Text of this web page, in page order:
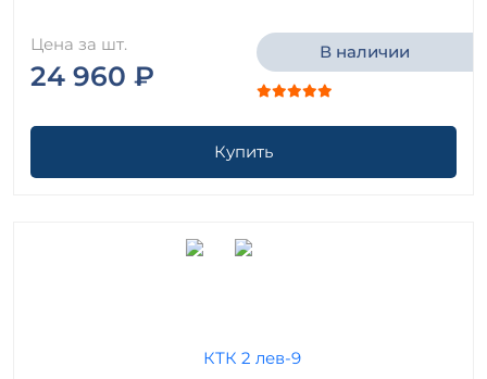
Цена за шт.
24 960 ₽
В наличии
Купить